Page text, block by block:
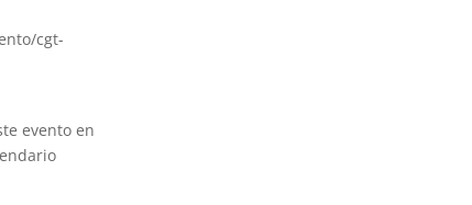
cgt-
evento en